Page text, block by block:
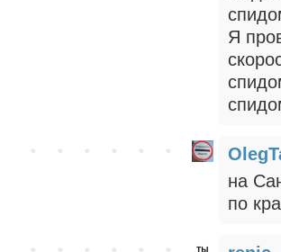
Я
на
по